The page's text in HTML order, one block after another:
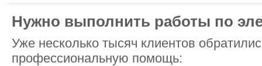
Нужно выполнить работы по
Уже несколько тысяч клиентов
профессиональную помощь: